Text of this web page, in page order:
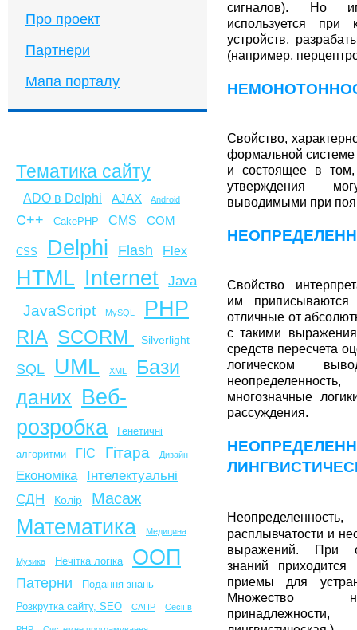
Про проект
Партнери
Мапа порталу
Тематика сайту
ADO в Delphi AJAX Android
C++ CakePHP CMS COM
CSS Delphi Flash Flex
HTML Internet Java
JavaScript MySQL PHP
RIA SCORM Silverlight
SQL UML XML
Бази
даних Веб-
розробка
Генетичні
алгоритми
ГІС Гітара Дизайн
Економіка
Інтелектуальні
СДН
Колір Масаж
Математика Медицина
Музика Нечітка логіка ООП
Патерни
Подання знань
Розкрутка сайту, SEO
САПР Сесії в
сигналов). Но
используется при
устройств,
(например,
Свойство,
формальной системе
и состоящее в
утверждения
выводимыми при
Свойство
им приписываются
отличные от
с такими
средств пересчета
логическом
многозначные
рассуждения.
расплывчатости и
выражений. При
знаний приходится
приемы для
Множество